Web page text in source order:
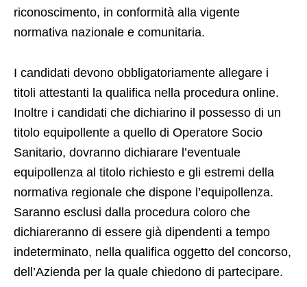
riconoscimento, in conformità alla vigente
normativa nazionale e comunitaria.
I candidati devono obbligatoriamente allegare i
titoli attestanti la qualifica nella procedura online.
Inoltre i candidati che dichiarino il possesso di un
titolo equipollente a quello di Operatore Socio
Sanitario, dovranno dichiarare l’eventuale
equipollenza al titolo richiesto e gli estremi della
normativa regionale che dispone l’equipollenza.
Saranno esclusi dalla procedura coloro che
dichiareranno di essere già dipendenti a tempo
indeterminato, nella qualifica oggetto del concorso,
dell’Azienda per la quale chiedono di partecipare.